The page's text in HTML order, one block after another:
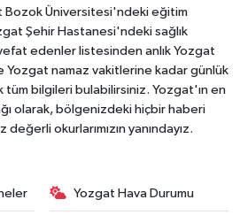
Bozok Üniversitesi'ndeki eğitim
Şehir Hastanesi'ndeki sağlık
edenler listesinden anlık Yozgat
Yozgat namaz vakitlerine kadar günlük
tüm bilgileri bulabilirsiniz. Yozgat'ın en
olarak, bölgenizdeki hiçbir haberi
değerli okurlarımızın yanındayız.
Yozgat Hava Durumu